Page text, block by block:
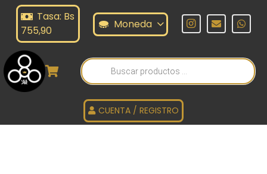
Tasa: Bs
755,90
Moneda
Búsqueda
de
productos
CUENTA / REGISTRO